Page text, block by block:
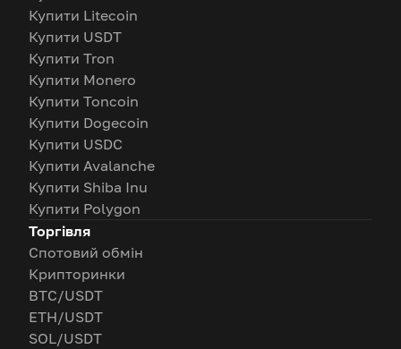
Купити Litecoin
Купити USDT
Купити Tron
Купити Monero
Купити Toncoin
Купити Dogecoin
Купити USDC
Купити Avalanche
Купити Shiba Inu
Купити Polygon
Торгівля
Спотовий обмін
Крипторинки
BTC/USDT
ETH/USDT
SOL/USDT